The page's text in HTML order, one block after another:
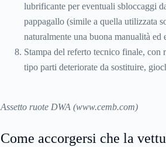
lubrificante per eventuali sbloccaggi
pappagallo (simile a quella utilizzata
naturalmente una buona manualità ed
Stampa del referto tecnico finale,
tipo parti deteriorate da sostituire,
Assetto ruote DWA (www.cemb.com)
Come accorgersi che la